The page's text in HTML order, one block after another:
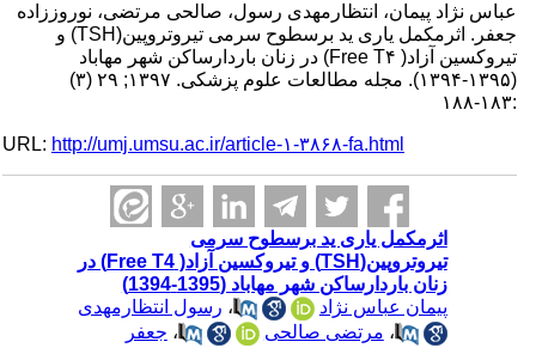
عباس نژاد پیمان، انتظارمهدی رسول، صالحی مرتضی، نوروززاده
جعفر. اثرمکمل یاری ید برسطوح سرمی تیروتروپین(TSH) و
تیروکسین آزاد( Free T۴) در زنان باردارساکن شهر مهاباد
(۱۳۹۵-۱۳۹۴). مجله مطالعات علوم پزشکی. ۱۳۹۷; ۲۹ (۳)
URL:http://umj.umsu.ac.ir/article-۱-۳۸۶۸-fa.html
اثرمکمل یاری ید برسطوح سرمی
تیروتروپین(TSH) و تیروکسین آزاد( Free T4) در
زنان باردارساکن شهر مهاباد (1395-1394)
پیمان عباس نژاد
،رسول انتظارمهدی
،مرتضی صالحی ،جعفر